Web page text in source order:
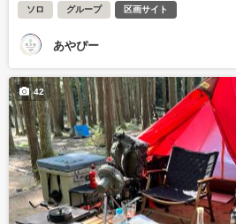
ソロ グループ 区画サイト
あやぴー
42